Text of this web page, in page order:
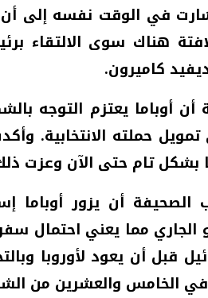
في الوقت نفسه إلى
هناك سوى الالتقاء
كاميرون.
أوباما يعتزم التوجه
حملته الانتخابية.
بشكل تام حتى الآن وعزت
أن يزور أوباما
الجاري مما يعني احتمال
قبل أن يعود لأوروبا
الخامس والعشرين من